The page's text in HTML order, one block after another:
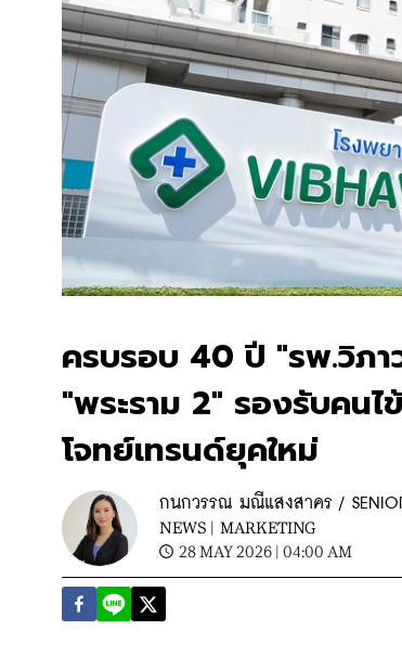
ครบรอบ 40 ปี "รพ.วิภ
"พระราม 2" รองรับคน
โจทย์เทรนด์ยุคใหม่
กนกวรรณ มณีแสงสาคร / SENIOR
NEWS | MARKETING
28 MAY 2026 | 04:00 AM